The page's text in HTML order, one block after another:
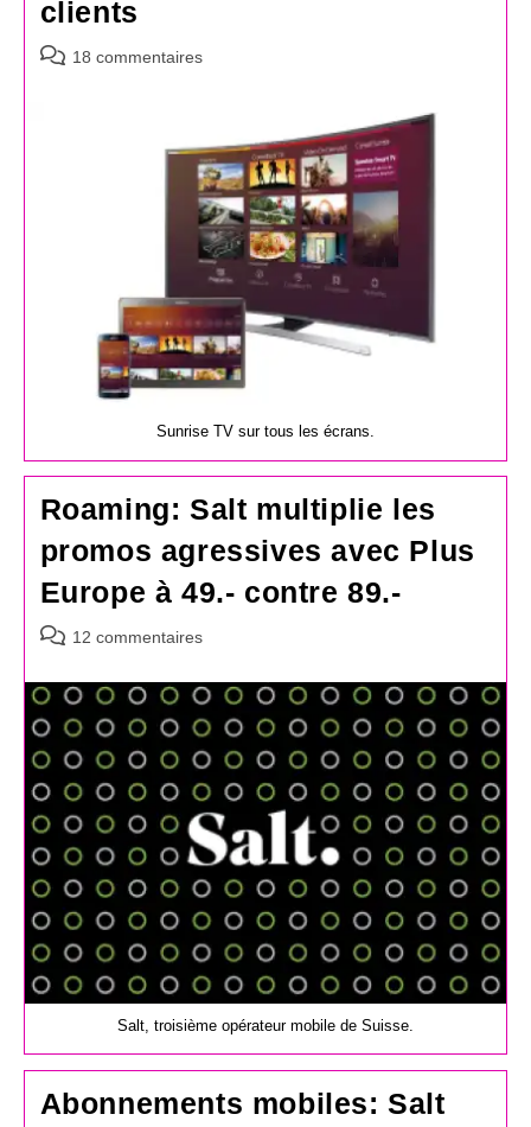
clients
Commentaires
18 commentaires
Sunrise TV sur tous les écrans.
Roaming: Salt multiplie les
promos agressives avec Plus
Europe à 49.- contre 89.-
Commentaires
la
publication :
12 commentaires
Salt, troisième opérateur mobile de Suisse.
Abonnements mobiles: Salt